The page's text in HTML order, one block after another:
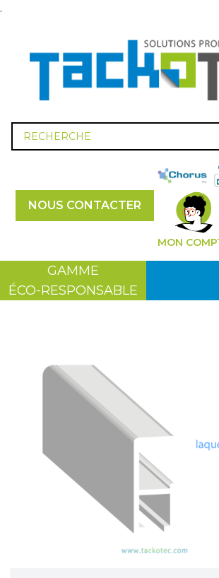
.
Recherche
de
produits
NOUS CONTACTER
MON
GAMME
ÉCO-RESPONSABLE